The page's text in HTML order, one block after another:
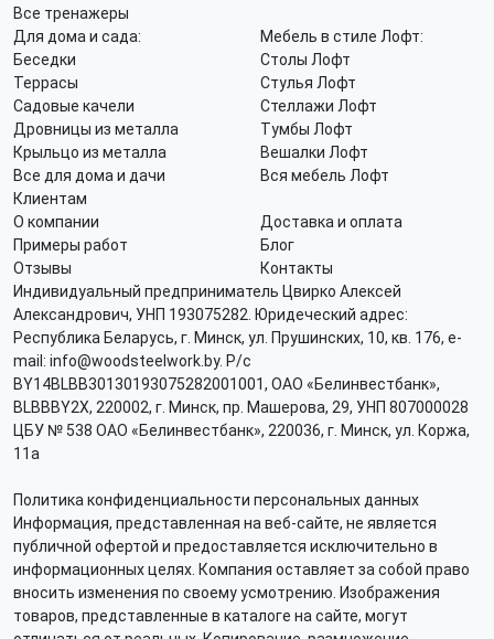
Все тренажеры
Для дома и сада:
Беседки
Террасы
Садовые качели
Дровницы из металла
Крыльцо из металла
Все для дома и дачи
Мебель в стиле Лофт:
Столы Лофт
Стулья Лофт
Стеллажи Лофт
Тумбы Лофт
Вешалки Лофт
Вся мебель Лофт
Клиентам
О компании
Доставка и оплата
Примеры работ
Блог
Отзывы
Контакты
Индивидуальный предприниматель Цвирко Алексей
Александрович, УНП 193075282. Юридеческий адрес:
Республика Беларусь, г. Минск, ул. Прушинских, 10, кв. 176, e-
mail: info@woodsteelwork.by. Р/с
BY14BLBB30130193075282001001, ОАО «Белинвестбанк»,
BLBBBY2X, 220002, г. Минск, пр. Машерова, 29, УНП 807000028
ЦБУ № 538 ОАО «Белинвестбанк», 220036, г. Минск, ул. Коржа,
11а
Политика конфиденциальности персональных данных
Информация, представленная на веб-сайте, не является
публичной офертой и предоставляется исключительно в
информационных целях. Компания оставляет за собой право
вносить изменения по своему усмотрению. Изображения
товаров, представленные в каталоге на сайте, могут